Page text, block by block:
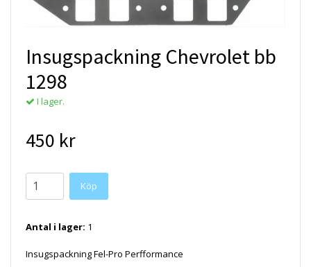
Insugspackning Chevrolet bb
1298
I lager.
450 kr
Antal i lager: 1
Insugspackning Fel-Pro Perfformance